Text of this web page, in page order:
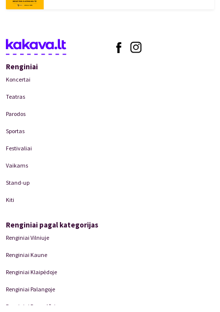
Renginiai
Koncertai
Teatras
Parodos
Sportas
Festivaliai
Vaikams
Stand-up
Kiti
Renginiai pagal kategorijas
Renginiai Vilniuje
Renginiai Kaune
Renginiai Klaipėdoje
Renginiai Palangoje
Renginiai Panevėžyje